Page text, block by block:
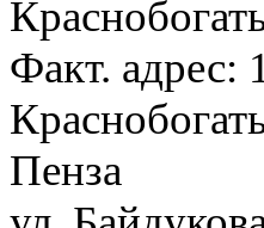
Факт. адрес:
Пенза